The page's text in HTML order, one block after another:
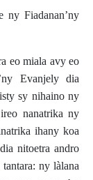
ny Fiadanan’ny
eo miala avy eo
Evanjely dia
sy nihaino ny
nanatrika ny
ihany koa
nitoetra andro
ny làlana